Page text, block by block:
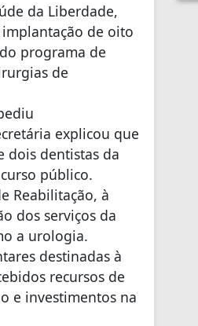
da Liberdade,
de oito
programa de
de
explicou que
dois dentistas da
público.
Reabilitação, à
dos serviços da
a urologia.
destinadas à
recursos de
e investimentos na